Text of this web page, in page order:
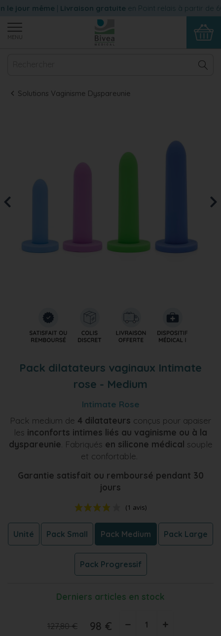
jour même|Livraison gratuiteen Point relais à partir de 60
MENU
Solutions Vaginisme Dyspareunie
Previous
Pack dilatateurs vaginaux Intimate
rose - Medium
Intimate Rose
Pack medium de 4 dilatateurs conçus pour apaiser
les inconforts intimes liés au vaginisme ou à la
dyspareunie . Fabriqués en silicone médical souple
et confortable.
Garantie satisfait ou remboursé pendant 30
jours
(1 avis)
Unité Pack Small Pack Medium Pack Large
Pack Progressif
Derniers articles en stock
127,80 € 98 € − +